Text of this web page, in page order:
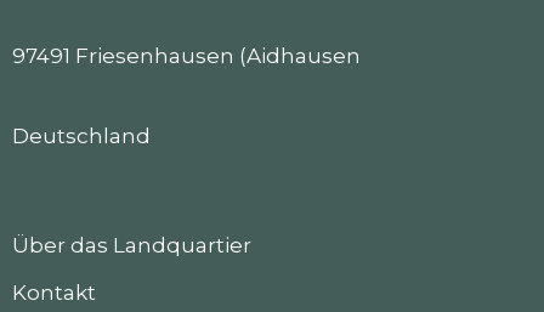
97491 Friesenhausen (Aidhausen
Deutschland
Über das Landquartier
Kontakt